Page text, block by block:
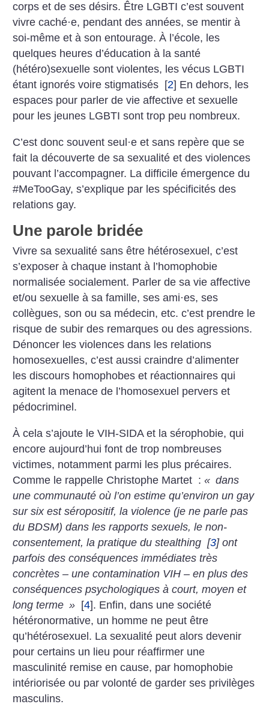
corps et de ses désirs. Être LGBTI c’est souvent
vivre caché·e, pendant des années, se mentir à
soi-même et à son entourage. À l’école, les
quelques heures d’éducation à la santé
(hétéro)sexuelle sont violentes, les vécus LGBTI
étant ignorés voire stigmatisés [2] En dehors, les
espaces pour parler de vie affective et sexuelle
pour les jeunes LGBTI sont trop peu nombreux.
C’est donc souvent seul·e et sans repère que se
fait la découverte de sa sexualité et des violences
pouvant l’accompagner. La difficile émergence du
#MeTooGay, s’explique par les spécificités des
relations gay.
Une parole bridée
Vivre sa sexualité sans être hétérosexuel, c’est
s’exposer à chaque instant à l’homophobie
normalisée socialement. Parler de sa vie affective
et/ou sexuelle à sa famille, ses ami·es, ses
collègues, son ou sa médecin, etc. c’est prendre le
risque de subir des remarques ou des agressions.
Dénoncer les violences dans les relations
homosexuelles, c’est aussi craindre d’alimenter
les discours homophobes et réactionnaires qui
agitent la menace de l’homosexuel pervers et
pédocriminel.
À cela s’ajoute le VIH-SIDA et la sérophobie, qui
encore aujourd’hui font de trop nombreuses
victimes, notamment parmi les plus précaires.
Comme le rappelle Christophe Martet :« dans
une communauté où l’on estime qu’environ un gay
sur six est séropositif, la violence (je ne parle pas
du BDSM) dans les rapports sexuels, le non-
consentement, la pratique du stealthing [3]ont
parfois des conséquences immédiates très
concrètes – une contamination VIH – en plus des
conséquences psychologiques à court, moyen et
long terme » [4]. Enfin, dans une société
hétéronormative, un homme ne peut être
qu’hétérosexuel. La sexualité peut alors devenir
pour certains un lieu pour réaffirmer une
masculinité remise en cause, par homophobie
intériorisée ou par volonté de garder ses privilèges
masculins.